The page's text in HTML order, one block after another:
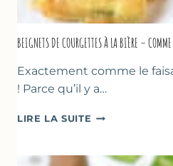
BEIGNETS DE COURGETTES À LA BIÈRE –
Exactement comme le
! Parce qu’il y a…
LIRE LA SUITE BEIGNETS